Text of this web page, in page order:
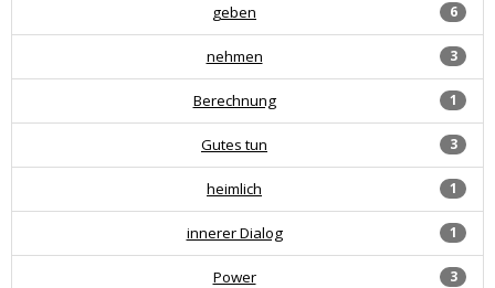
6
geben
3
nehmen
1
Berechnung
3
Gutes tun
1
heimlich
1
innerer Dialog
3
Power